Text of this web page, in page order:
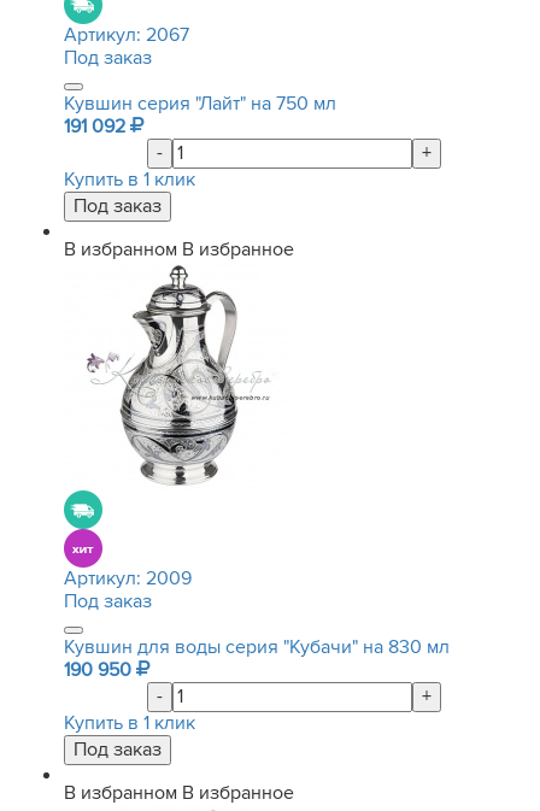
Артикул: 2067
Под заказ
Кувшин серия "Лайт" на 750 мл
191 092
-
+
Купить в 1 клик
В избранном В избранное
Артикул: 2009
Под заказ
Кувшин для воды серия "Кубачи" на 830 мл
190 950
-
+
Купить в 1 клик
В избранном В избранное